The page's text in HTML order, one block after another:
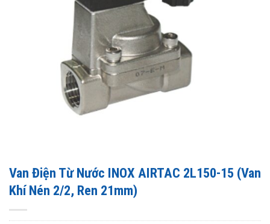
Van Điện Từ Nước INOX AIRTAC 2L150-15 (Van
Khí Nén 2/2, Ren 21mm)